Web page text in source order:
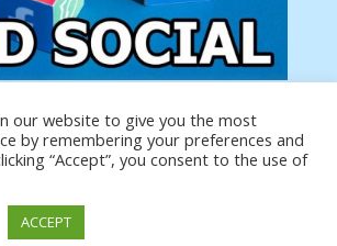
tu anuncio aquí con un link de tu
our website to give you the most
by remembering your preferences and
“Accept”, you consent to the use of
ACCEPT
analytics/web/?